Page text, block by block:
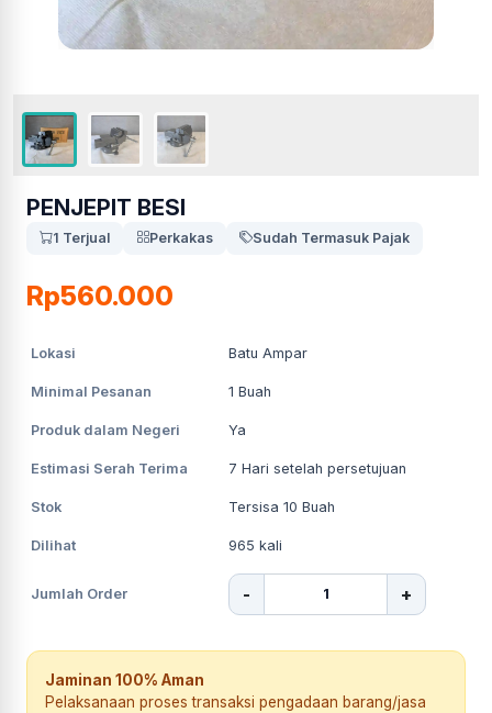
PENJEPIT BESI
1 Terjual Perkakas Sudah Termasuk Pajak
Rp560.000
Lokasi Batu Ampar
Minimal Pesanan 1 Buah
Produk dalam Negeri Ya
Estimasi Serah Terima 7 Hari setelah persetujuan
Stok Tersisa 10 Buah
Dilihat 965 kali
Jumlah Order - +
Jaminan 100% Aman
Pelaksanaan proses transaksi pengadaan barang/jasa